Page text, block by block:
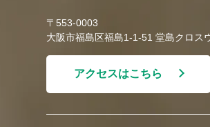
〒553-0003
大阪市福島区福島1-1-51 堂島クロス
アクセスはこちら